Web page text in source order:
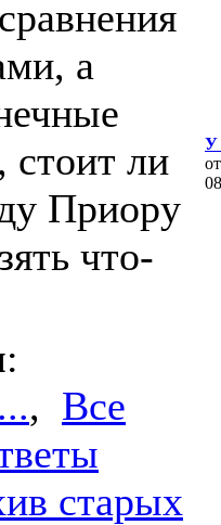
а
стоит ли
Приору
что-
:
, Все
старых
У